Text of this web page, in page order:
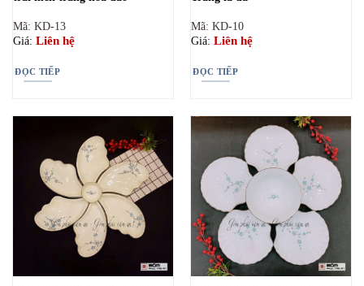
Mã: KD-13
Giá: Liên hệ
ĐỌC TIẾP
Mã: KD-10
Giá: Liên hệ
ĐỌC TIẾP